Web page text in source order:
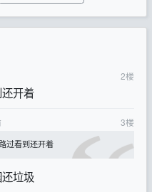
2楼
开着
3楼
过看到还开着
垃圾